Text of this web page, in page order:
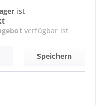
ist
verfügbar ist
Speichern